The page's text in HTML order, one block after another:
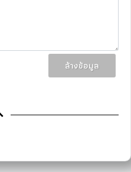
ล้างข้อมูล